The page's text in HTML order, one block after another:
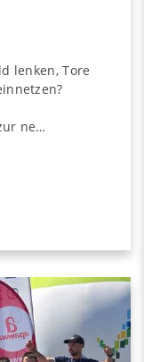
lenken, Tore
ne…